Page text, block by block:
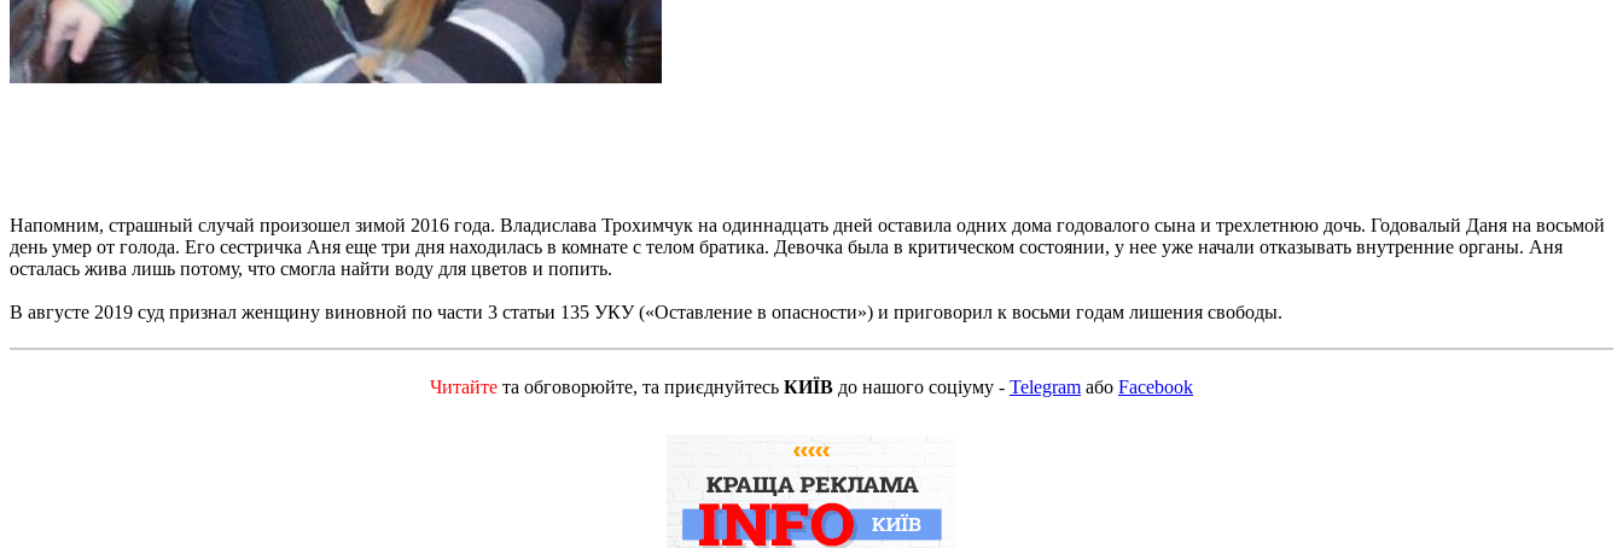
Напомним, страшный случай произошел зимой 2016 года. Владислава Трохимчук на одиннадцать дней оставила одних дома годовалого сына и трехлетнюю дочь. Годовалый Даня на восьмой
день умер от голода. Его сестричка Аня еще три дня находилась в комнате с телом братика. Девочка была в критическом состоянии, у нее уже начали отказывать внутренние органы. Аня
осталась жива лишь потому, что смогла найти воду для цветов и попить.
В августе 2019 суд признал женщину виновной по части 3 статьи 135 УКУ («Оставление в опасности») и приговорил к восьми годам лишения свободы.
Читайте та обговорюйте, та приєднуйтесь КИЇВ до нашого соціуму - Telegram або Facebook